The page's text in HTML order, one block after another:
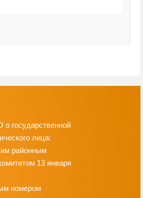
государственной
лица:
районным
13 января
номером